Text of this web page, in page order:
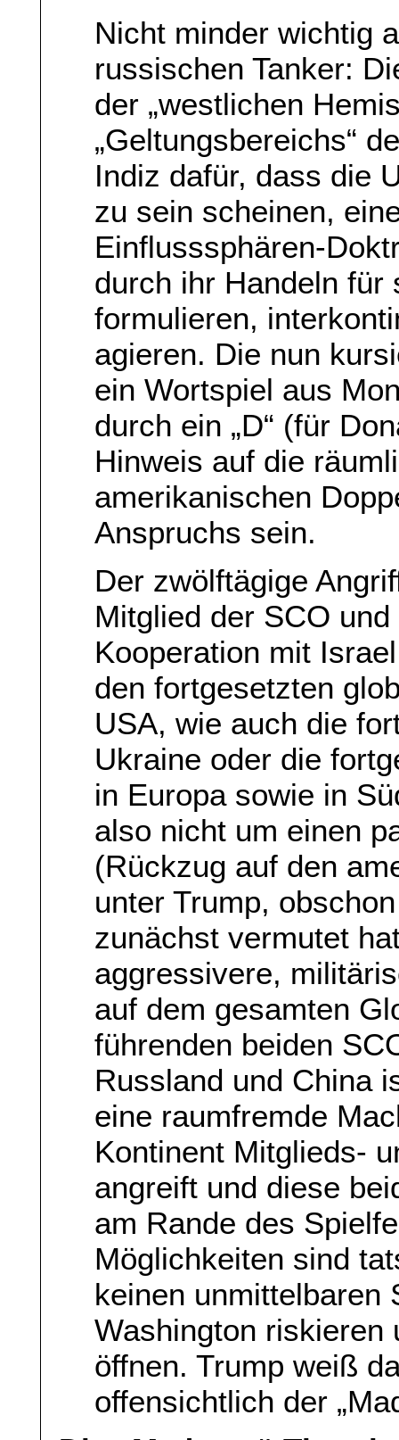
Nicht minder wichtig
russischen Tanker:
der „westlichen
„Geltungsbereichs“
Indiz dafür, dass die
zu sein scheinen,
Einflusssphären-
durch ihr Handeln für
formulieren,
agieren. Die nun
ein Wortspiel aus
durch ein „D“ (für
Hinweis auf die
amerikanischen
Anspruchs sein.
Der zwölftägige
Mitglied der SCO
Kooperation mit
den fortgesetzten
USA, wie auch die
Ukraine oder die
in Europa sowie in
also nicht um einen
(Rückzug auf den
unter Trump,
zunächst vermutet
aggressivere,
auf dem gesamten
führenden beiden
Russland und China
eine raumfremde
Kontinent Mitglieds-
angreift und diese
am Rande des
Möglichkeiten sind
keinen unmittelbaren
Washington riskieren
öffnen. Trump weiß
offensichtlich der